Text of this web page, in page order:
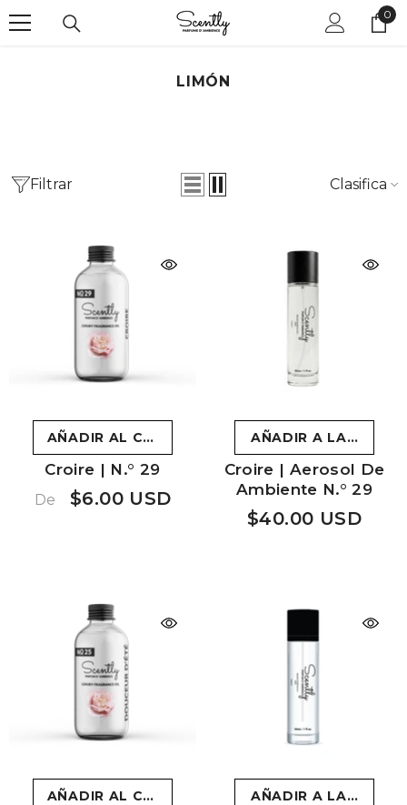
SALTAR AL CONTENIDO 00
LIMÓN
Filtrar Clasificar
AÑADIR AL CARRITO
Croire | N.° 29
De $6.00 USD
AÑADIR A LA CESTA
Croire | Aerosol De
Ambiente N.° 29
$40.00 USD
AÑADIR AL CARRITO AÑADIR A LA CESTA